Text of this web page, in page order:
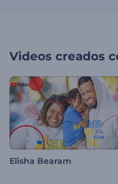
Videos creados
Elisha Bearam